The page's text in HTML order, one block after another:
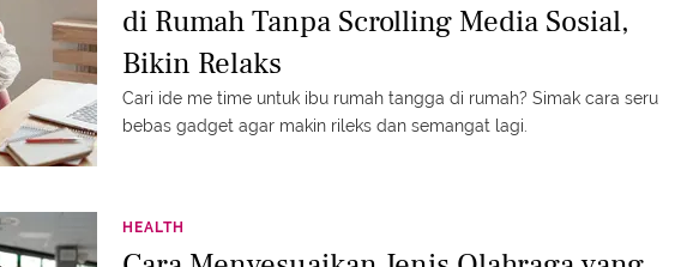
di Rumah Tanpa Scrolling Media Sosial,
Bikin Relaks
Cari ide me time untuk ibu rumah tangga di rumah? Simak cara seru
bebas gadget agar makin rileks dan semangat lagi.
HEALTH